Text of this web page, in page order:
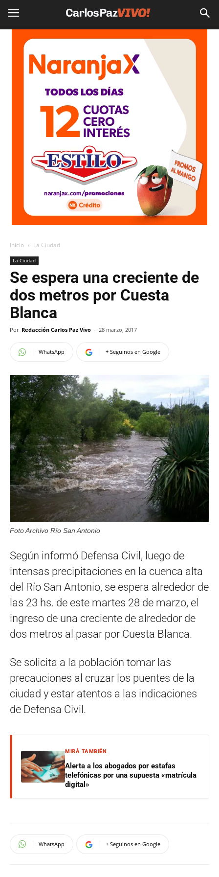
Inicio La Ciudad
La Ciudad
Se espera una creciente de
dos metros por Cuesta
Blanca
Por Redacción Carlos Paz Vivo - 28 marzo, 2017
WhatsApp + Seguinos en Google
Foto Archivo Río San Antonio
Según informó Defensa Civil, luego de
intensas precipitaciones en la cuenca alta
del Río San Antonio, se espera alrededor de
las 23 hs. de este martes 28 de marzo, el
ingreso de una creciente de alrededor de
dos metros al pasar por Cuesta Blanca.
Se solicita a la población tomar las
precauciones al cruzar los puentes de la
ciudad y estar atentos a las indicaciones
de Defensa Civil.
MIRÁ TAMBIÉN
Alerta a los abogados por estafas
telefónicas por una supuesta «matrícula
digital»
WhatsApp + Seguinos en Google